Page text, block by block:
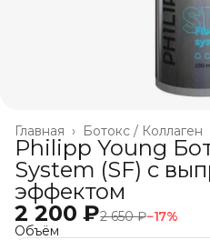
Ботокс / Коллаген
Главная ›
Philipp Young
System (SF) c
эффектом
2 200 ₽2 650 ₽−17%
Объём